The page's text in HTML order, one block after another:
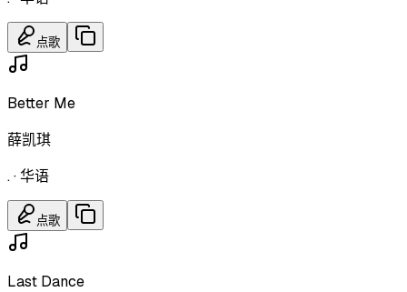
点歌
Better Me
薛凯琪
.·华语
点歌
Last Dance